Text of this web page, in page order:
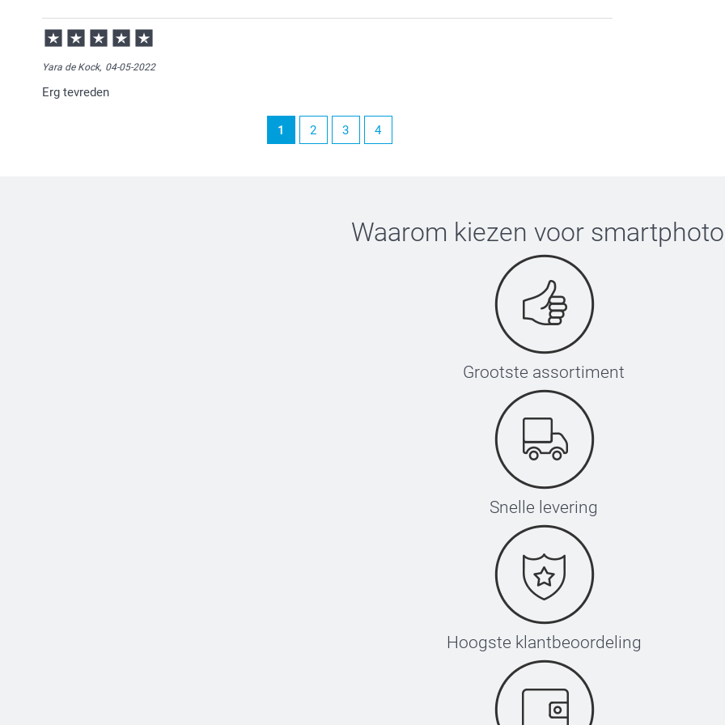
Yara de Kock, 04-05-2022
Erg tevreden
1 2 3 4
Waarom kiezen voor smartphoto
Grootste assortiment
Snelle levering
Hoogste klantbeoordeling